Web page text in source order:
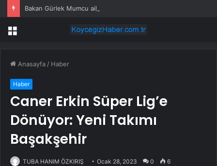
Bakan Gürlek Mumcu ailesiyle görüştü
Menü
Anasayfa / Haber
Haber
Caner Erkin Süper Lig’e
Dönüyor: Yeni Takımı
Başakşehir
TUBA HANIM ÖZKIRIŞ Ocak 28, 2023 0 6